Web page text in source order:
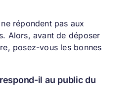
répondent pas aux
Alors, avant de déposer
posez-vous les bonnes
il au public du